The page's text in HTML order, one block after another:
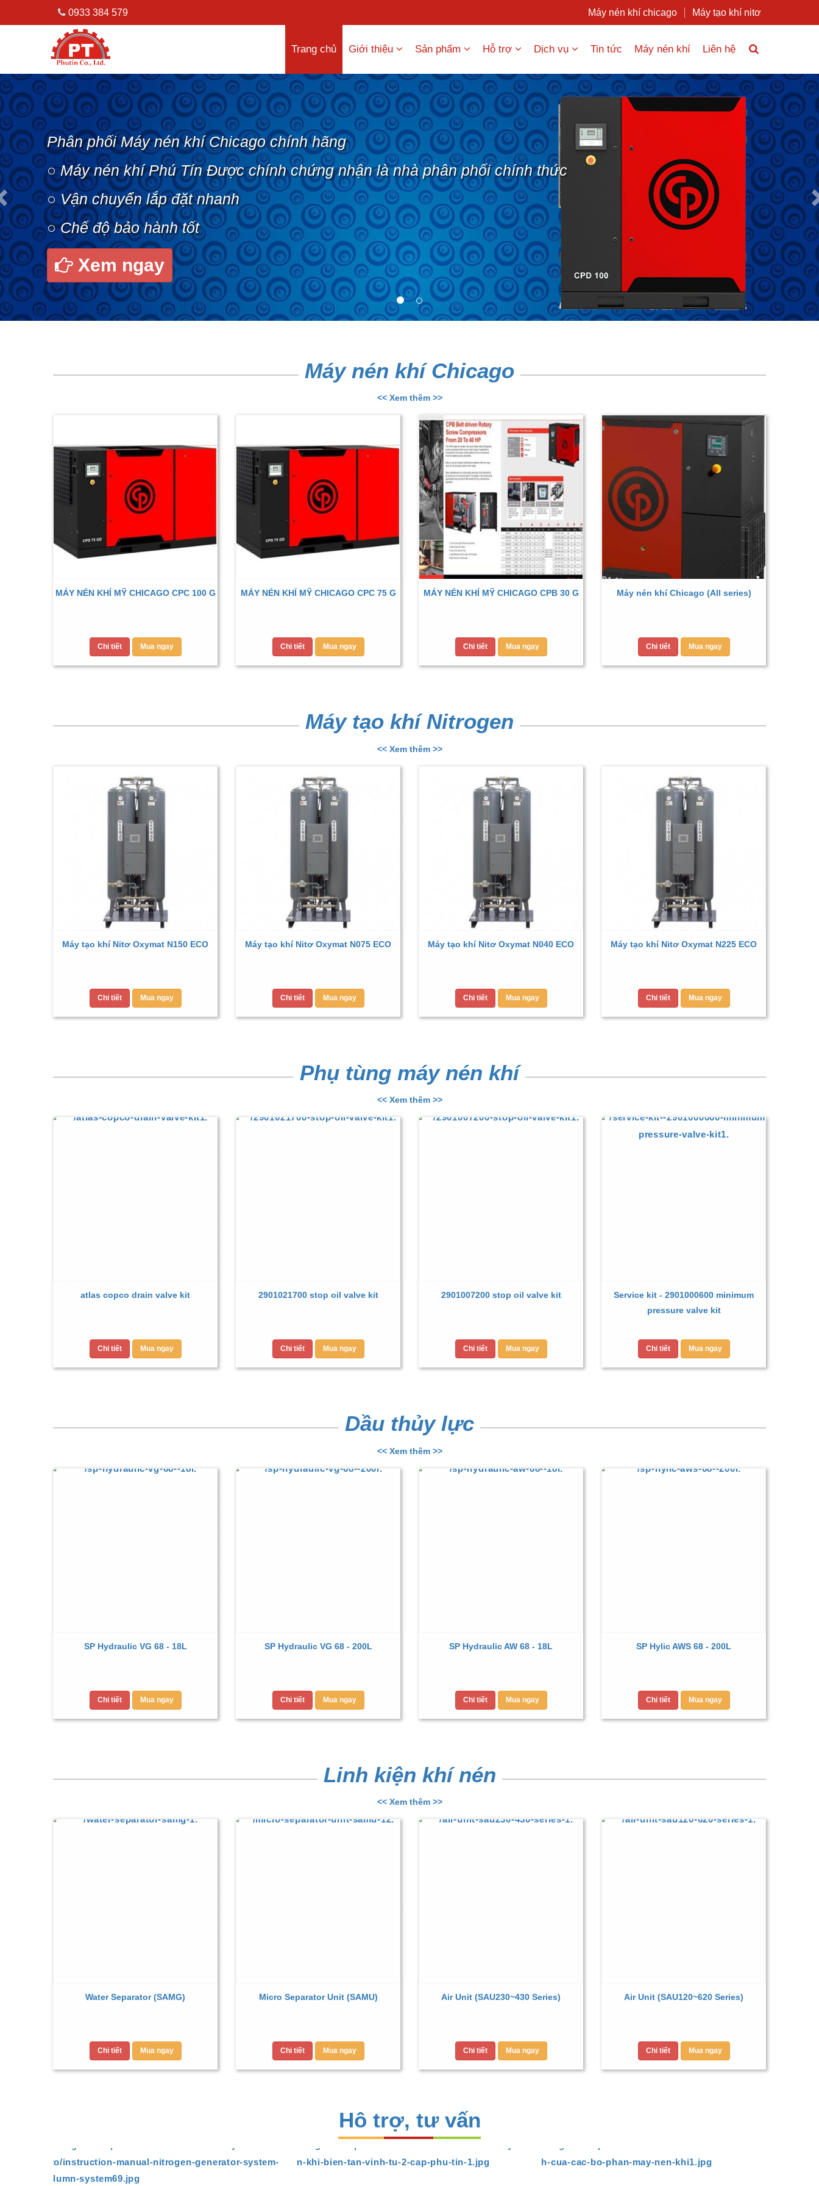
0933 384 579 Máy nén khí chicago Máy tạo khí nitơ
Trang chủ Giới thiệu Sản phẩm Hỗ trợ Dịch vụ Tin tức Máy nén khí Liên hệ
Phân phối Máy nén khí Chicago chính hãng
○ Máy nén khí Phú Tín Được chính chứng nhận là nhà phân phối chính thức
○ Vận chuyển lắp đặt nhanh
○ Chế độ bảo hành tốt
Xem ngay
Previous
Máy nén khí Chicago
<< Xem thêm >>
MÁY NÉN KHÍ MỸ CHICAGO CPC 100 G
Chi tiết Mua ngay
MÁY NÉN KHÍ MỸ CHICAGO CPC 75 G
Chi tiết Mua ngay
MÁY NÉN KHÍ MỸ CHICAGO CPB 30 G
Chi tiết Mua ngay
Máy nén khí Chicago (All series)
Chi tiết Mua ngay
Máy tạo khí Nitrogen
<< Xem thêm >>
Máy tạo khí Nitơ Oxymat N150 ECO
Chi tiết Mua ngay
Máy tạo khí Nitơ Oxymat N075 ECO
Chi tiết Mua ngay
Máy tạo khí Nitơ Oxymat N040 ECO
Chi tiết Mua ngay
Máy tạo khí Nitơ Oxymat N225 ECO
Chi tiết Mua ngay
Phụ tùng máy nén khí
<< Xem thêm >>
atlas copco drain valve kit
Chi tiết Mua ngay
2901021700 stop oil valve kit
Chi tiết Mua ngay
2901007200 stop oil valve kit
Chi tiết Mua ngay
Service kit - 2901000600 minimum
pressure valve kit
Chi tiết Mua ngay
Dầu thủy lực
<< Xem thêm >>
SP Hydraulic VG 68 - 18L
Chi tiết Mua ngay
SP Hydraulic VG 68 - 200L
Chi tiết Mua ngay
SP Hydraulic AW 68 - 18L
Chi tiết Mua ngay
SP Hylic AWS 68 - 200L
Chi tiết Mua ngay
Linh kiện khí nén
<< Xem thêm >>
Water Separator (SAMG)
Chi tiết Mua ngay
Micro Separator Unit (SAMU)
Chi tiết Mua ngay
Air Unit (SAU230~430 Series)
Chi tiết Mua ngay
Air Unit (SAU120~620 Series)
Chi tiết Mua ngay
Hô trợ, tư vấn